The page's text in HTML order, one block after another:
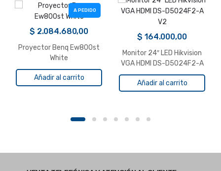
A PEDIDO
$ 2.084.680,00
Proyector Benq Ew800st
White
Añadir al carrito
$ 164.000,00
Monitor 24″ LED Hikvision
VGA HDMI DS-D5024F2-A
V2
Añadir al carrito